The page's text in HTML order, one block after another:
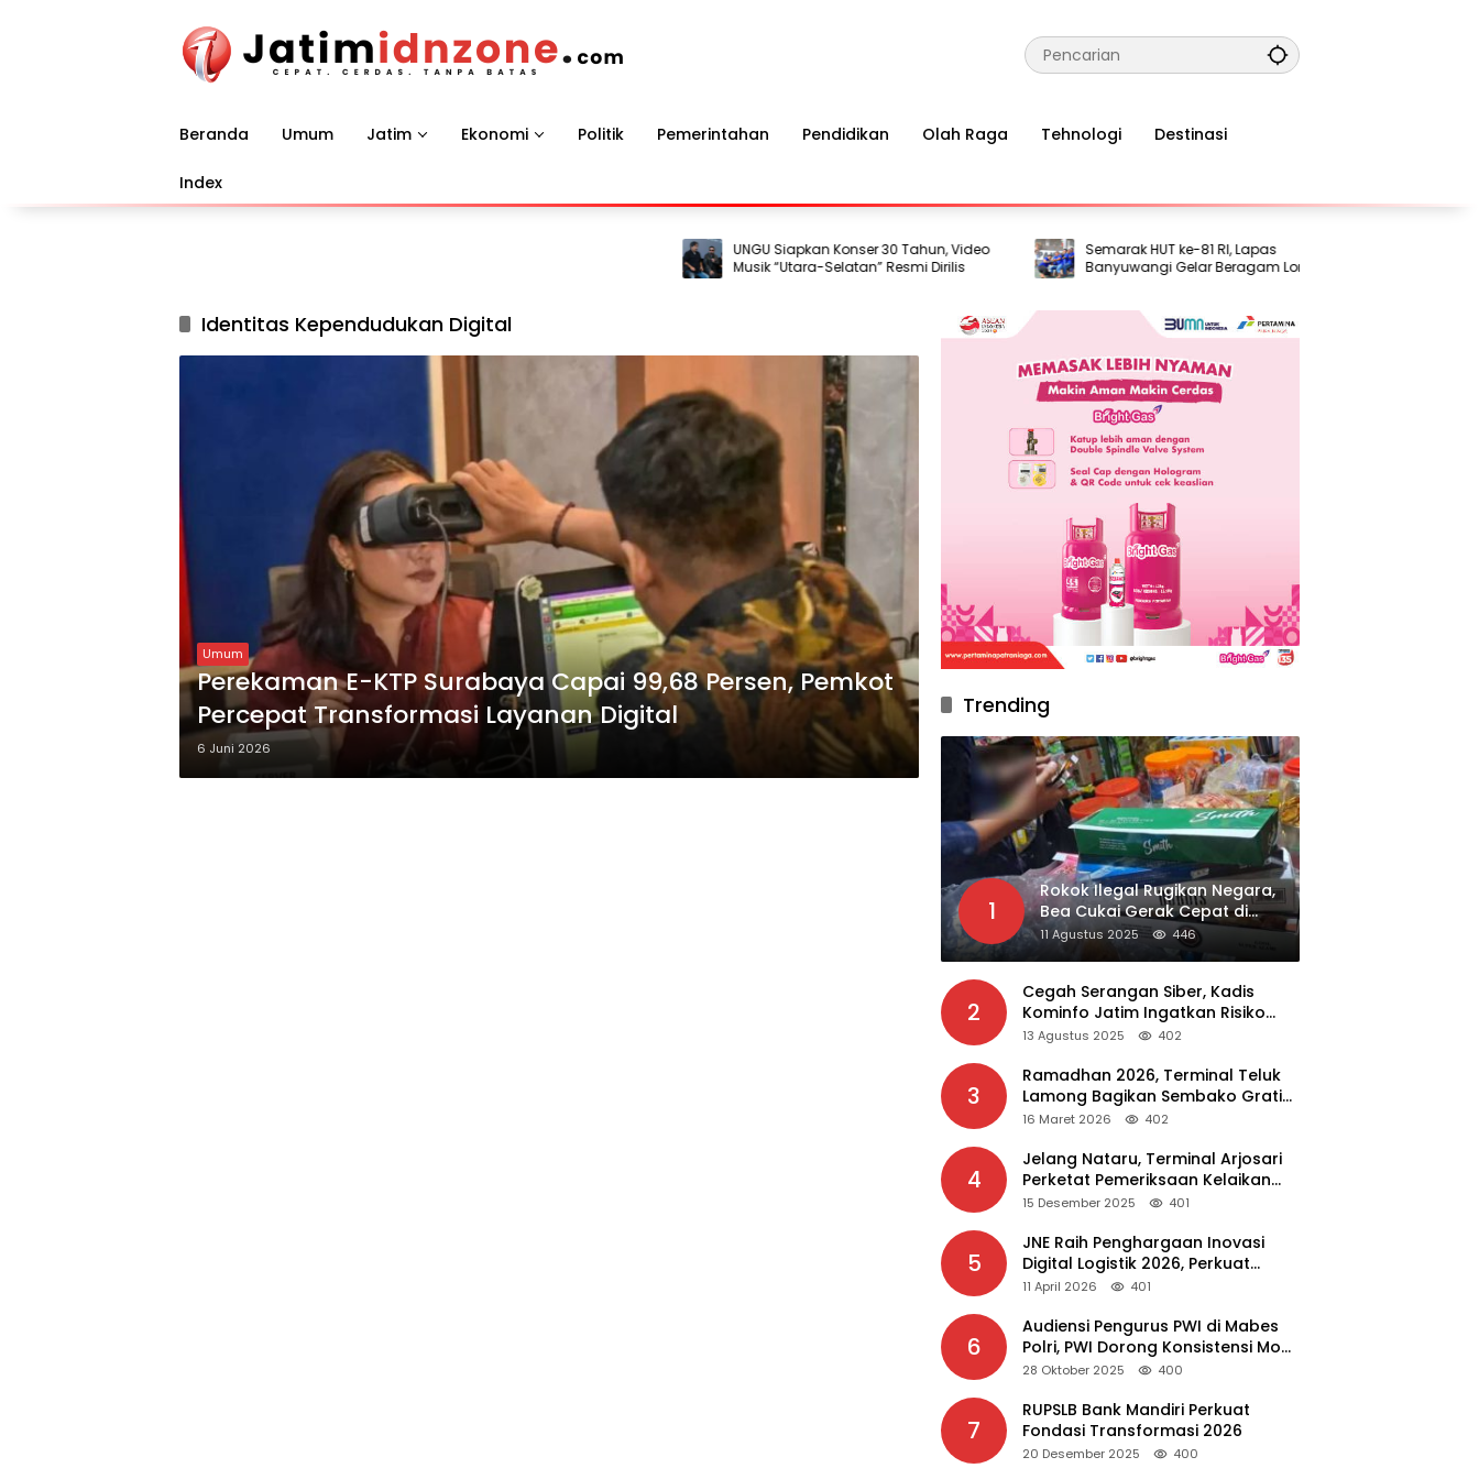
Beranda Umum Jatim Ekonomi Politik Pemerintahan Pendidikan Olah Raga Tehnologi Destinasi
Index
UNGU Siapkan Konser 30 Tahun, Video
Musik “Utara-Selatan” Resmi Dirilis
Semarak HUT ke-81 RI, Lapas
Banyuwangi Gelar Beragam Lomba
bagi Warga Binaan
Identitas Kependudukan Digital
Umum
Perekaman E-KTP Surabaya Capai 99,68 Persen, Pemkot
Percepat Transformasi Layanan Digital
6 Juni 2026
Trending
1
Rokok Ilegal Rugikan Negara,
Bea Cukai Gerak Cepat di
Giripurno
11 Agustus 2025 446
2
Cegah Serangan Siber, Kadis
Kominfo Jatim Ingatkan Risiko
Malware dari Aplikasi Bajakan
13 Agustus 2025 402
3
Ramadhan 2026, Terminal Teluk
Lamong Bagikan Sembako Gratis
dan Takjil untuk Masyarakat
16 Maret 2026 402
4
Jelang Nataru, Terminal Arjosari
Perketat Pemeriksaan Kelaikan
Bus
15 Desember 2025 401
5
JNE Raih Penghargaan Inovasi
Digital Logistik 2026, Perkuat
Transformasi Layanan
11 April 2026 401
6
Audiensi Pengurus PWI di Mabes
Polri, PWI Dorong Konsistensi MoU
Dewan Pers – Polri
28 Oktober 2025 400
7
RUPSLB Bank Mandiri Perkuat
Fondasi Transformasi 2026
20 Desember 2025 400